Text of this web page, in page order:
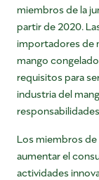
miembros de la
partir de 2020.
importadores de
mango
requisitos para
industria del
Los miembros de
aumentar el
actividades